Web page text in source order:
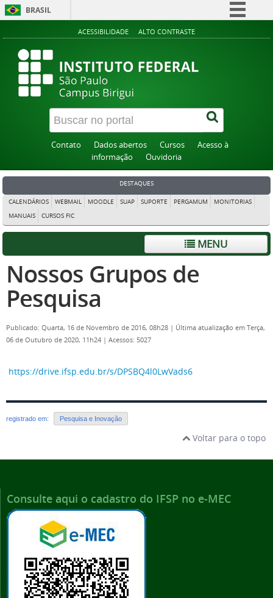
BRASIL
Simplifique!
Participe
Legislação
ACESSIBILIDADE ALTO CONTRASTE
Contato Dados abertos Cursos
Acesso à
informação
Ouvidoria
DESTAQUES
CALENDÁRIOS WEBMAIL MOODLE SUAP SUPORTE PERGAMUM
MONITORIAS
MANUAIS
CURSOS FIC
MENU
Nossos Grupos de
Pesquisa
Publicado: Quarta, 16 de Novembro de 2016, 08h28 | Última atualização em Terça,
06 de Outubro de 2020, 11h24 | Acessos: 5027
https://drive.ifsp.edu.br/s/DPSBQ4l0LwVads6
registrado em: Pesquisa e Inovação
Voltar para o topo
Consulte aqui o cadastro do IFSP no e-MEC